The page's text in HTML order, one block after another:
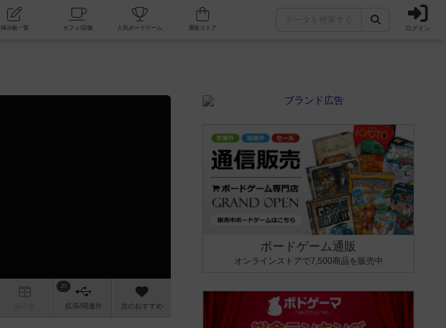
ニティ 掲示板一覧 カフェ/店舗 人気ボードゲーム ログイン
20
拡張/関連作 次のおすすめ
ボードゲーム通販
オンラインストアで7,500商品を販売中